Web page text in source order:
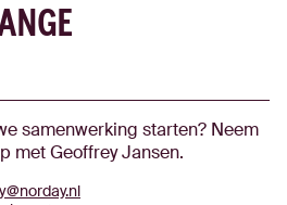
samenwerking starten? Neem
met Geoffrey Jansen.